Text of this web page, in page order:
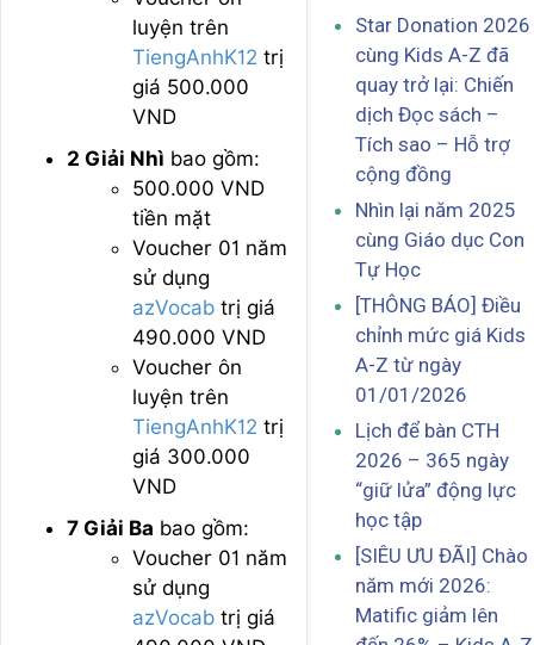
luyện trên
TiengAnhK12 trị
giá 500.000
VND
2 Giải Nhì bao gồm:
500.000 VND
tiền mặt
Voucher 01 năm
sử dụng
azVocab trị giá
490.000 VND
Voucher ôn
luyện trên
TiengAnhK12 trị
giá 300.000
VND
7 Giải Ba bao gồm:
Voucher 01 năm
sử dụng
azVocab trị giá
Star Donation 2026
cùng Kids A-Z đã
quay trở lại: Chiến
dịch Đọc sách –
Tích sao – Hỗ trợ
cộng đồng
Nhìn lại năm 2025
cùng Giáo dục Con
Tự Học
[THÔNG BÁO] Điều
chỉnh mức giá Kids
A-Z từ ngày
01/01/2026
Lịch để bàn CTH
2026 – 365 ngày
“giữ lửa” động lực
học tập
[SIÊU ƯU ĐÃI] Chào
năm mới 2026:
Matific giảm lên